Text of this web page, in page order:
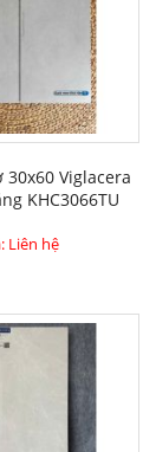
30x60 Viglacera
KHC3066TU
Liên hệ